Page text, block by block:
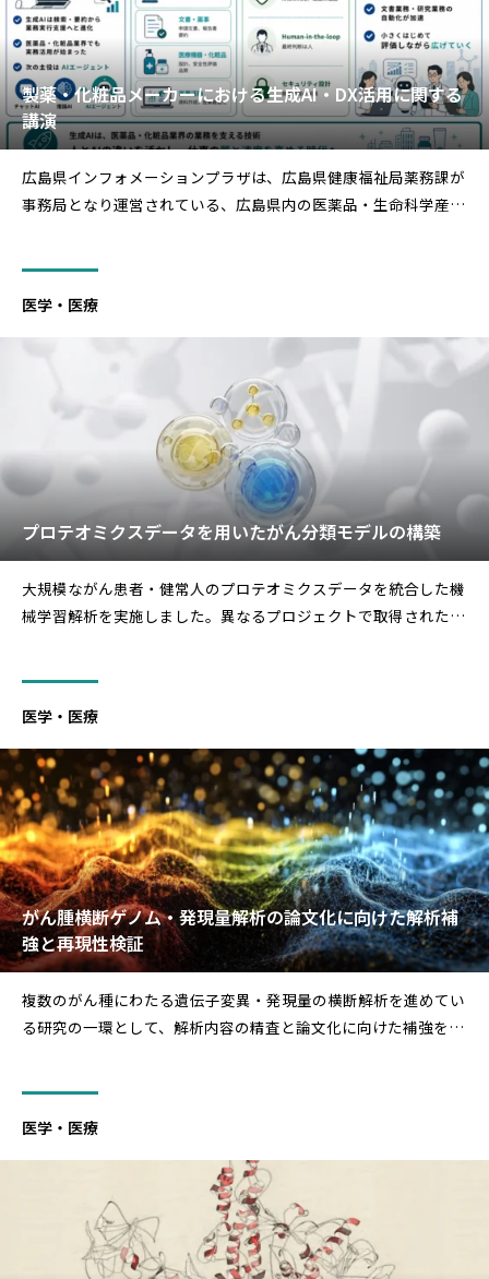
製薬・化粧品メーカーにおける生成AI・DX活用に関する
講演
広島県インフォメーションプラザは、広島県健康福祉局薬務課が
事務局となり運営されている、広島県内の医薬品・生命科学産業
医学・医療
プロテオミクスデータを用いたがん分類モデルの構築
大規模ながん患者・健常人のプロテオミクスデータを統合した機
械学習解析を実施しました。異なるプロジェクトで取得された2
築し、分類に
医学・医療
がん腫横断ゲノム・発現量解析の論文化に向けた解析補
強と再現性検証
複数のがん種にわたる遺伝子変異・発現量の横断解析を進めてい
る研究の一環として、解析内容の精査と論文化に向けた補強を支
らどのよう
医学・医療